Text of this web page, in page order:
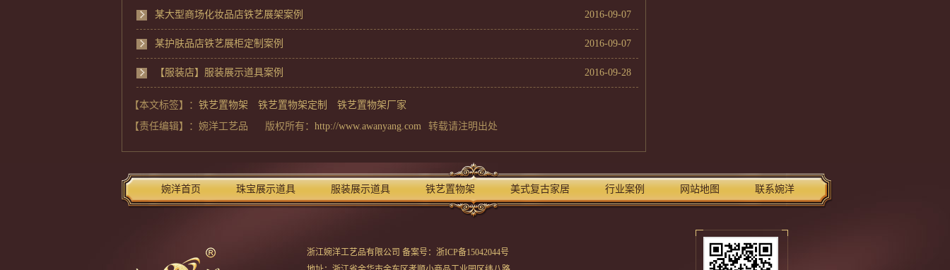
2016-09-07
某大型商场化妆品店铁艺展架案例
2016-09-07
某护肤品店铁艺展柜定制案例
2016-09-28
【服装店】服装展示道具案例
【本文标签】： 铁艺置物架 铁艺置物架定制
铁艺置物架厂家
【责任编辑】： 婉洋工艺品 版权所有： http://www.awanyang.com 转载请注明出处
婉洋首页 珠宝展示道具 服装展示道具 铁艺置物架 美式复古家居 行业案例 网站地图 联系婉洋
浙江婉洋工艺品有限公司 备案号：浙ICP备15042044号